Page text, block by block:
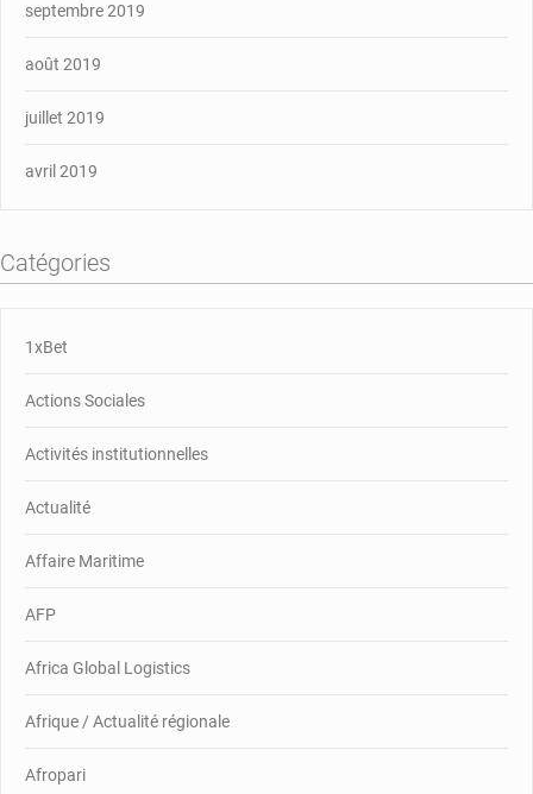
septembre 2019
août 2019
juillet 2019
avril 2019
Catégories
1xBet
Actions Sociales
Activités institutionnelles
Actualité
Affaire Maritime
AFP
Africa Global Logistics
Afrique / Actualité régionale
Afropari